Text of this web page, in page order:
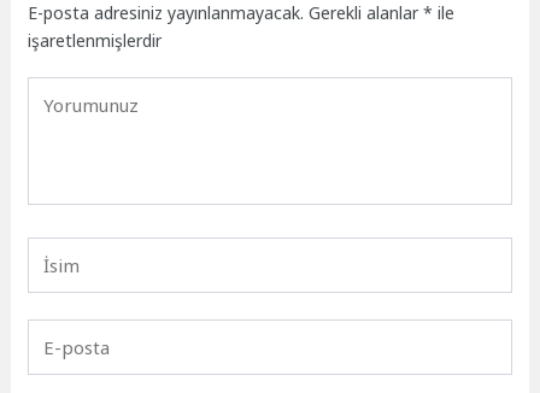
E-posta adresiniz yayınlanmayacak. Gerekli alanlar* ile
işaretlenmişlerdir